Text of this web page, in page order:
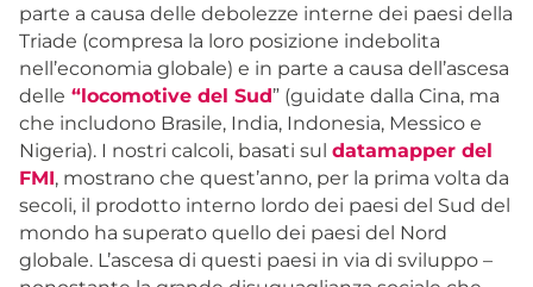
parte a causa delle debolezze interne dei paesi della
Triade (compresa la loro posizione indebolita
nell’economia globale) e in parte a causa dell’ascesa
delle “locomotive del Sud” (guidate dalla Cina, ma
che includono Brasile, India, Indonesia, Messico e
Nigeria). I nostri calcoli, basati sul datamapper del
FMI, mostrano che quest’anno, per la prima volta da
secoli, il prodotto interno lordo dei paesi del Sud del
mondo ha superato quello dei paesi del Nord
globale. L’ascesa di questi paesi in via di sviluppo –